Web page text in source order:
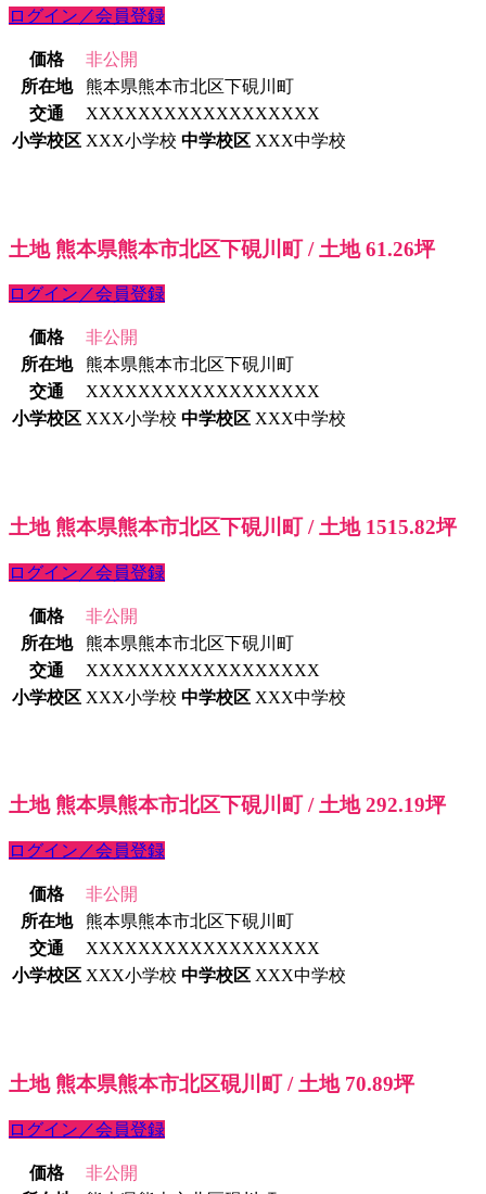
ログイン／会員登録
価格
非公開
所在地
熊本県熊本市北区下硯川町
交通
XXXXXXXXXXXXXXXXXX
小学校区 XXX小学校 中学校区 XXX中学校
土地 熊本県熊本市北区下硯川町 / 土地 61.26坪
ログイン／会員登録
価格
非公開
所在地
熊本県熊本市北区下硯川町
交通
XXXXXXXXXXXXXXXXXX
小学校区 XXX小学校 中学校区 XXX中学校
土地 熊本県熊本市北区下硯川町 / 土地 1515.82坪
ログイン／会員登録
価格
非公開
所在地
熊本県熊本市北区下硯川町
交通
XXXXXXXXXXXXXXXXXX
小学校区 XXX小学校 中学校区 XXX中学校
土地 熊本県熊本市北区下硯川町 / 土地 292.19坪
ログイン／会員登録
価格
非公開
所在地
熊本県熊本市北区下硯川町
交通
XXXXXXXXXXXXXXXXXX
小学校区 XXX小学校 中学校区 XXX中学校
土地 熊本県熊本市北区硯川町 / 土地 70.89坪
ログイン／会員登録
価格
非公開